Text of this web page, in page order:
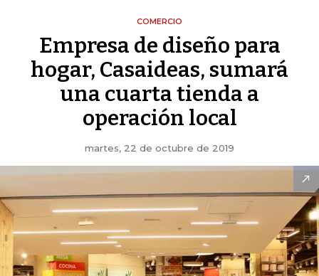
COMERCIO
Empresa de diseño para
hogar, Casaideas, sumará
una cuarta tienda a
operación local
martes, 22 de octubre de 2019